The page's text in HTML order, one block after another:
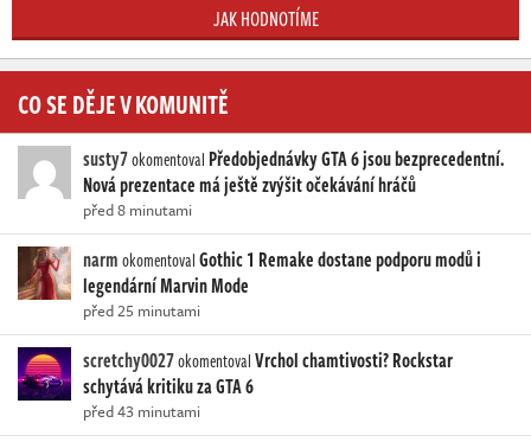
JAK HODNOTÍME
CO SE DĚJE V KOMUNITĚ
susty7okomentoval Předobjednávky GTA 6 jsou bezprecedentní.
Nová prezentace má ještě zvýšit očekávání hráčů
před 8 minutami
narmokomentovalGothic 1 Remake dostane podporu modů i
legendární Marvin Mode
před 25 minutami
scretchy0027okomentovalVrchol chamtivosti? Rockstar
schytává kritiku za GTA 6
před 43 minutami